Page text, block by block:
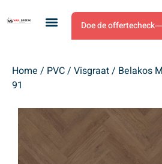
Doe de offertecheck
Home / PVC/ Visgraat/ Belakos
91